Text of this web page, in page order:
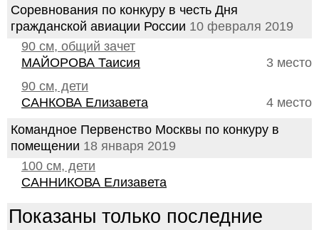
Соревнования по конкуру в честь Дня
гражданской авиации России 10 февраля 2019
90 см, общий зачет
3 место
МАЙОРОВА Таисия
90 см, дети
4 место
САНКОВА Елизавета
Командное Первенство Москвы по конкуру в
помещении 18 января 2019
100 см, дети
САННИКОВА Елизавета
Показаны только последние